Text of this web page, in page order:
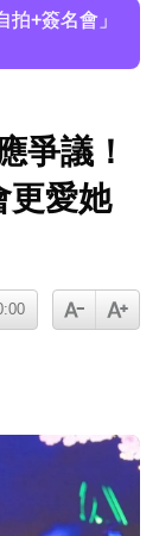
+簽名會」
做情人、永
「開房被包
離家失聯 陳
機 曝收入：
文 遭酸「詐
爭議！
更愛她